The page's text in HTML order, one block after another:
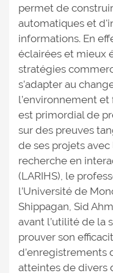
permet de
automatiques et
informations. En
éclairées et mieux
stratégies
s’adapter au
l’environnement
est primordial de
sur des preuves
de ses projets
recherche en
(LARIHS), le
l’Université de
Shippagan, Sid
avant l’utilité de la
prouver son
d’enregistrements
atteintes de divers